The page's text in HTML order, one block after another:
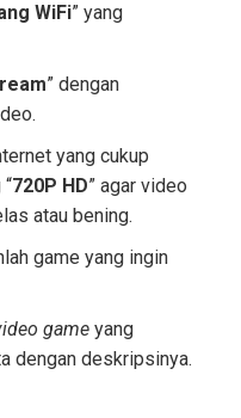
WiFi” yang
” dengan
yang cukup
720P HD” agar video
atau bening.
game yang ingin
game yang
dengan deskripsinya.